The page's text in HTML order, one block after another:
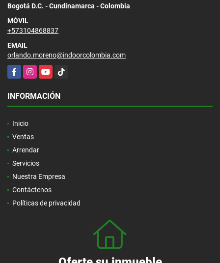
Bogotá D.C. - Cundinamarca - Colombia
MÓVIL
+573104868837
EMAIL
orlando.moreno@indoorcolombia.com
FacebookInstagramYouTubeTikTok
INFORMACIÓN
Inicio
Ventas
Arrendar
Servicios
Nuestra Empresa
Contáctenos
Políticas de privacidad